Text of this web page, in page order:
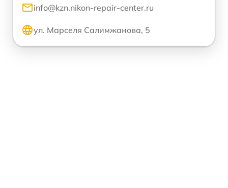
info@kzn.nikon-repair-center.ru
ул. Марселя Салимжанова, 5